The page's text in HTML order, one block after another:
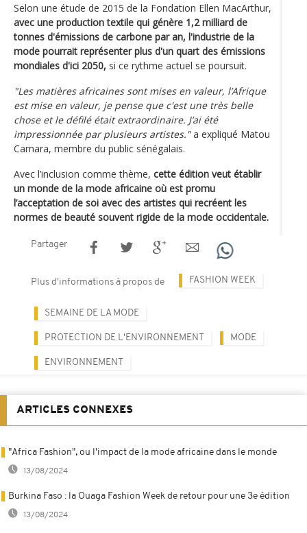
Selon une étude de 2015 de la Fondation Ellen MacArthur,
avec une production textile qui génère 1,2 milliard de
tonnes d'émissions de carbone par an, l'industrie de la
mode pourrait représenter plus d'un quart des émissions
mondiales d'ici 2050, si ce rythme actuel se poursuit.
"Les matières africaines sont mises en valeur, l’Afrique
est mise en valeur, je pense que c'est une très belle
chose et le défilé était extraordinaire. J’ai été
impressionnée par plusieurs artistes."a expliqué Matou
Camara, membre du public sénégalais.
Avec l’inclusion comme thème, cette édition veut établir
un monde de la mode africaine où est promu
l’acceptation de soi avec des artistes qui recréent les
normes de beauté souvent rigide de la mode occidentale.
Partager
Plus d'informations à propos de FASHION WEEK
SEMAINE DE LA MODE
PROTECTION DE L'ENVIRONNEMENT MODE
ENVIRONNEMENT
ARTICLES CONNEXES
"Africa Fashion", ou l'impact de la mode africaine dans le monde
13/08/2024
Burkina Faso : la Ouaga Fashion Week de retour pour une 3e édition
13/08/2024